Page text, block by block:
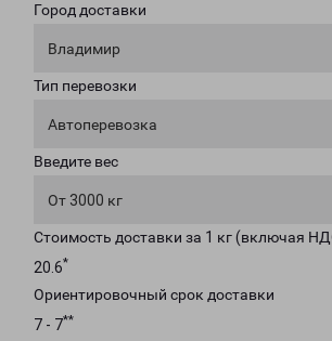
Город доставки
Владимир
Тип перевозки
Автоперевозка
Введите вес
От 3000 кг
Стоимость доставки за 1 кг (включая
20.6*
Ориентировочный срок доставки
7 - 7**